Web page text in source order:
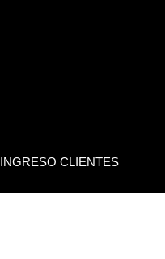
INGRESO CLIENTES